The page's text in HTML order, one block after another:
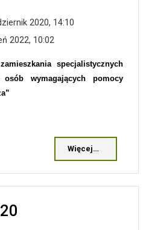
2020, 14:10
2022, 10:02
specjalistycznych
wymagających pomocy
Więcej…